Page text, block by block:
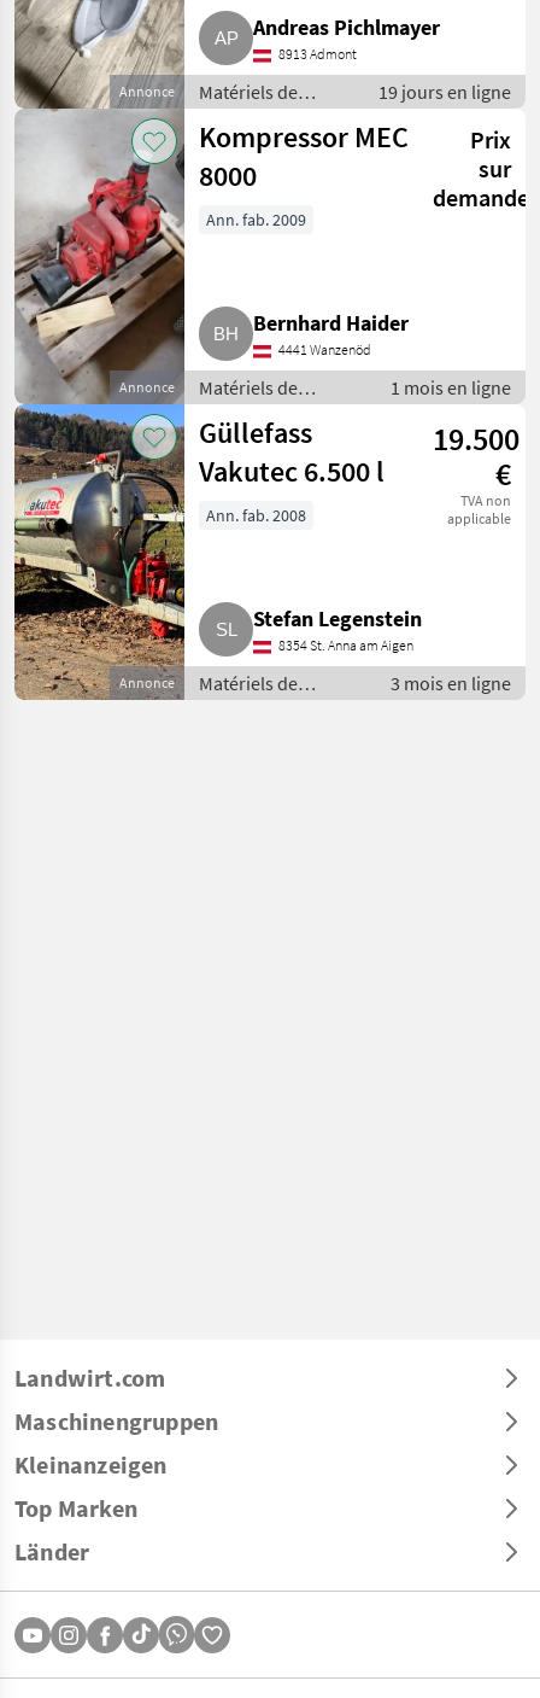
Annonce
Andreas Pichlmayer
8913 Admont
Matériels de
fertilisation et
irrigation / Pompes
à lisier
19 jours en ligne
Annonce
Kompressor MEC
8000
Prix
sur
demande
Ann. fab. 2009
Bernhard Haider
4441 Wanzenöd
Matériels de
fertilisation et
irrigation / Pompes
à lisier
1 mois en ligne
Annonce
Güllefass
Vakutec 6.500 l
19.500
€
TVA non
applicable
Ann. fab. 2008
Stefan Legenstein
8354 St. Anna am Aigen
Matériels de
fertilisation et
3 mois en ligne
Landwirt.com
Maschinengruppen
Kleinanzeigen
Top Marken
Länder